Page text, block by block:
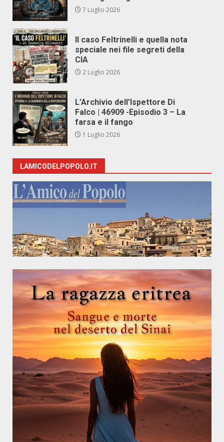
7 Luglio 2026
Il caso Feltrinelli e quella nota
speciale nei file segreti della
CIA
2 Luglio 2026
L’Archivio dell’Ispettore Di
Falco | 46909 -Episodio 3 – La
farsa e il fango
1 Luglio 2026
LAMICODELPOPOLO.IT